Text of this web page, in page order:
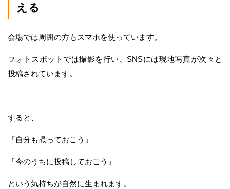
える
会場では周囲の方もスマホを使っています。
フォトスポットでは撮影を行い、SNSには現地写真が次々と
投稿されています。
すると、
「自分も撮っておこう」
「今のうちに投稿しておこう」
という気持ちが自然に生まれます。